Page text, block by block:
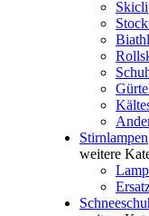
Stirnlampen
weitere